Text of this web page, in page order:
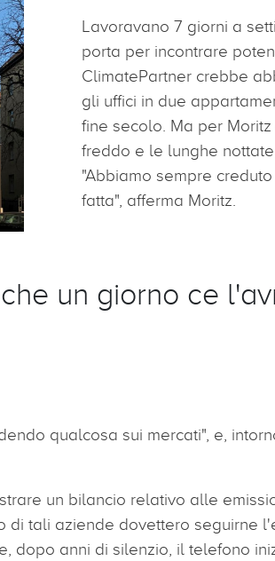
Lavoravano 7 giorni a
porta per incontrare
ClimatePartner crebbe
gli uffici in due
fine secolo. Ma per
freddo e le lunghe
"Abbiamo sempre
fatta", afferma Moritz.
un giorno ce
qualcosa sui mercati", e,
un bilancio relativo alle
tali aziende dovettero seguirne
dopo anni di silenzio, il telefono